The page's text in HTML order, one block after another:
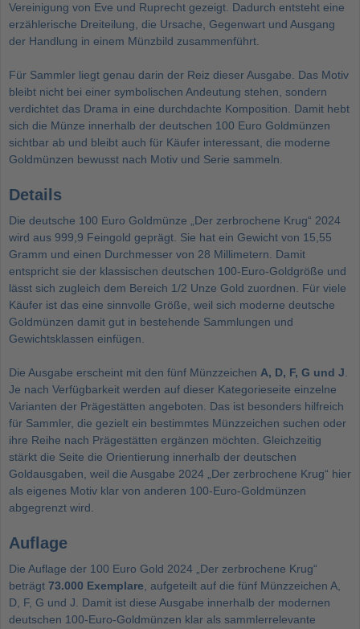
Vereinigung von Eve und Ruprecht gezeigt. Dadurch entsteht eine
erzählerische Dreiteilung, die Ursache, Gegenwart und Ausgang
der Handlung in einem Münzbild zusammenführt.
Für Sammler liegt genau darin der Reiz dieser Ausgabe. Das Motiv
bleibt nicht bei einer symbolischen Andeutung stehen, sondern
verdichtet das Drama in eine durchdachte Komposition. Damit hebt
sich die Münze innerhalb der deutschen 100 Euro Goldmünzen
sichtbar ab und bleibt auch für Käufer interessant, die moderne
Goldmünzen bewusst nach Motiv und Serie sammeln.
Details
Die deutsche 100 Euro Goldmünze „Der zerbrochene Krug“ 2024
wird aus 999,9 Feingold geprägt. Sie hat ein Gewicht von 15,55
Gramm und einen Durchmesser von 28 Millimetern. Damit
entspricht sie der klassischen deutschen 100-Euro-Goldgröße und
lässt sich zugleich dem Bereich 1/2 Unze Gold zuordnen. Für viele
Käufer ist das eine sinnvolle Größe, weil sich moderne deutsche
Goldmünzen damit gut in bestehende Sammlungen und
Gewichtsklassen einfügen.
Die Ausgabe erscheint mit den fünf Münzzeichen A, D, F, G und J
Je nach Verfügbarkeit werden auf dieser Kategorieseite einzelne
Varianten der Prägestätten angeboten. Das ist besonders hilfreich
für Sammler, die gezielt ein bestimmtes Münzzeichen suchen oder
ihre Reihe nach Prägestätten ergänzen möchten. Gleichzeitig
stärkt die Seite die Orientierung innerhalb der deutschen
Goldausgaben, weil die Ausgabe 2024 „Der zerbrochene Krug“ hier
als eigenes Motiv klar von anderen 100-Euro-Goldmünzen
abgegrenzt wird.
Auflage
Die Auflage der 100 Euro Gold 2024 „Der zerbrochene Krug“
beträgt 73.000 Exemplare , aufgeteilt auf die fünf Münzzeichen A,
D, F, G und J. Damit ist diese Ausgabe innerhalb der modernen
deutschen 100-Euro-Goldmünzen klar als sammlerrelevante